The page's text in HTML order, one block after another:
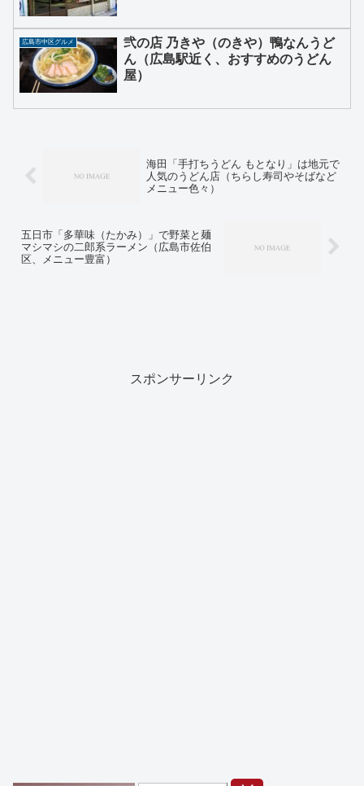
広島市中区グルメ
弐の店 乃きや（のきや）鴨なんうど
ん（広島駅近く、おすすめのうどん
屋）
海田「手打ちうどん もとなり」は地元で
人気のうどん店（ちらし寿司やそばなど
メニュー色々）
五日市「多華味（たかみ）」で野菜と麺
マシマシの二郎系ラーメン（広島市佐伯
区、メニュー豊富）
スポンサーリンク